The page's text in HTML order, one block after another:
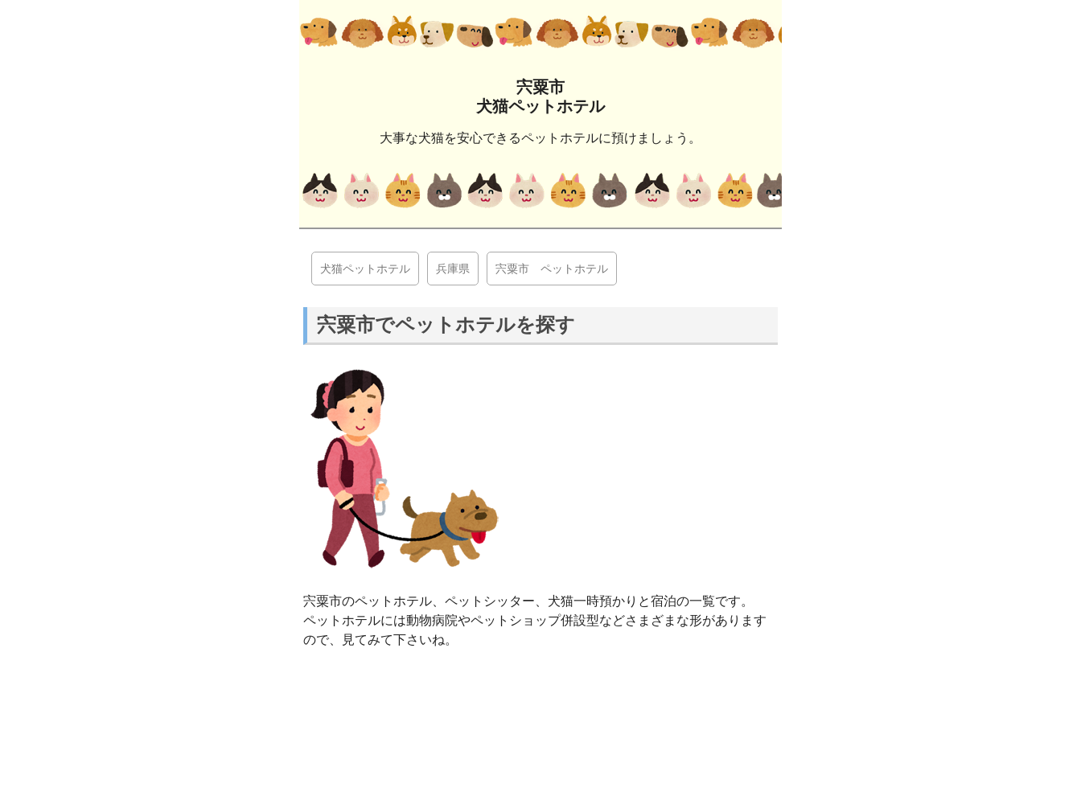
宍粟市
犬猫ペットホテル
大事な犬猫を安心できるペットホテルに預けましょう。
犬猫ペットホテル 兵庫県 宍粟市 ペットホテル
宍粟市でペットホテルを探す
宍粟市のペットホテル、ペットシッター、犬猫一時預かりと宿泊の一覧です。
ペットホテルには動物病院やペットショップ併設型などさまざまな形があります
ので、見てみて下さいね。